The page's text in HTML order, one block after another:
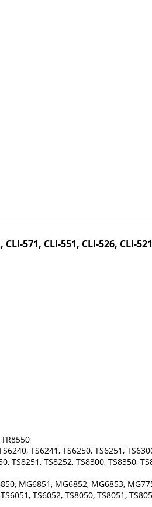
571, CLI-551, CLI-526, CLI-521
TS6241, TS6250, TS6251,
TS8251, TS8252, TS8300, TS8350,
MG6851, MG6852, MG6853,
TS6052, TS8050, TS8051,